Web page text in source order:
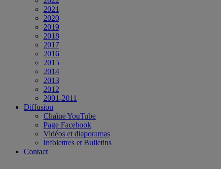
2021
2020
2019
2018
2017
2016
2015
2014
2013
2012
2001-2011
Diffusion
Chaîne YouTube
Page Facebook
Vidéos et diaporamas
Infolettres et Bulletins
Contact